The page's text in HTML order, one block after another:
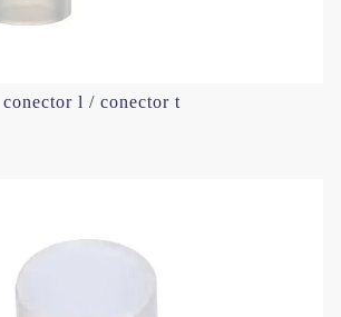
conector l / conector t